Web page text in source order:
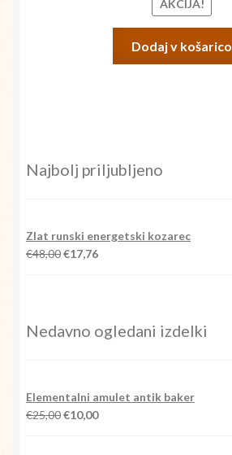
AKCIJA!
Dodaj v košarico
Najbolj priljubljeno
Zlat runski energetski kozarec
€48,00Izvirna
€17,76Trenutna
Nedavno ogledani izdelki
Elementalni amulet antik baker
€25,00Izvirna
€10,00Trenutna